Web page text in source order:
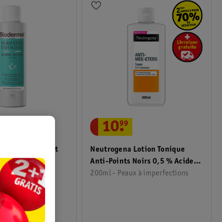
Purifiant
+ 5% PHA
13
Neutrogena Lotion Tonique
Anti-Points Noirs 0,5 % Acide
Salicylique
200ml - Peaux à imperfections
10.
99